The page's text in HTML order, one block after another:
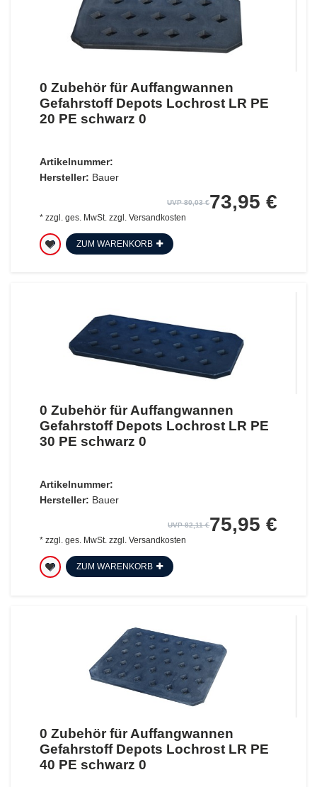
0 Zubehör für Auffangwannen
Gefahrstoff Depots Lochrost LR PE
20 PE schwarz 0
Artikelnummer:
Hersteller: Bauer
UVP 80,03 €73,95 €
* zzgl. ges. MwSt. zzgl. Versandkosten
ZUM WARENKORB
0 Zubehör für Auffangwannen
Gefahrstoff Depots Lochrost LR PE
30 PE schwarz 0
Artikelnummer:
Hersteller: Bauer
UVP 82,11 €75,95 €
* zzgl. ges. MwSt.zzgl. Versandkosten
ZUM WARENKORB
0 Zubehör für Auffangwannen
Gefahrstoff Depots Lochrost LR PE
40 PE schwarz 0